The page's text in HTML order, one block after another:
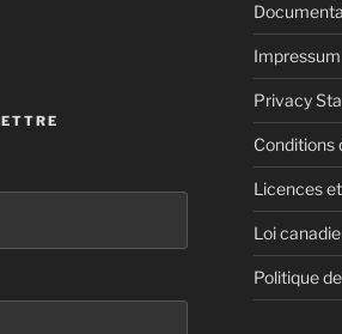
Impressum
Privacy
Conditions
Licences
Loi
Politique